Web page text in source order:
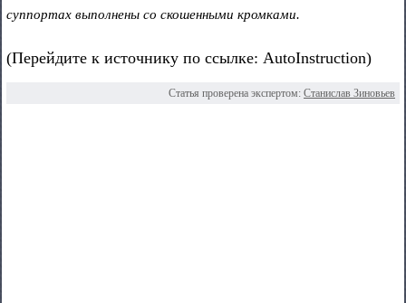
суппортах выполнены со скошенными кромками.
(Перейдите к источнику по ссылке: AutoInstruction)
Статья проверена экспертом: Станислав Зиновьев